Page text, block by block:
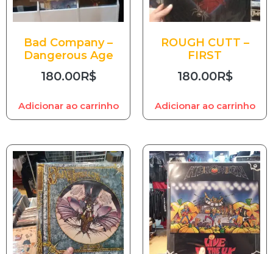
Bad Company –
Dangerous Age
180.00R$
Adicionar ao carrinho
ROUGH CUTT –
FIRST
180.00R$
Adicionar ao carrinho